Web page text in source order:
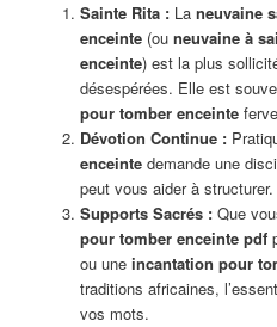
Sainte Rita :La neuvaine
enceinte(ou neuvaine à
enceinte) est la plus
désespérées. Elle est
pour tomber enceinte
Dévotion Continue :
enceintedemande une
peut vous aider à structurer.
Supports Sacrés :Que
pour tomber enceinte pdf
ou une incantation pour
traditions africaines,
vos mots.